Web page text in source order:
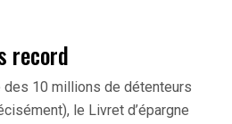
record
10 millions de détenteurs
le Livret d’épargne